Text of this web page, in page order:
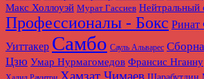
Макс Холлоуэй Мурат Гассиев Нейтральный
Профессионалы - Бокс Ринат
Уиттакер Самбо Сауль Альварес
Цзю Умар Нурмагомедов Франсис Нганну